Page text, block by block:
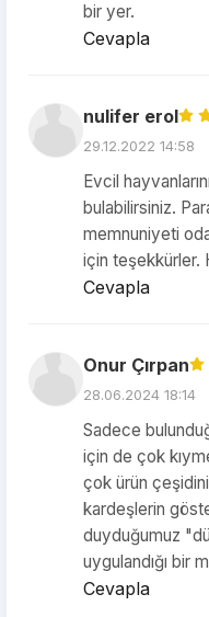
bir yer.
Cevapla
nulifer erol
29.12.2022 14:58
Evcil
bulabilirsiniz.
memnuniyeti
için teşekkürler.
Cevapla
Onur Çırpan
28.06.2024 18:14
Sadece
için de çok
çok ürün
kardeşlerin
duyduğumuz
uygulandığı bir
Cevapla